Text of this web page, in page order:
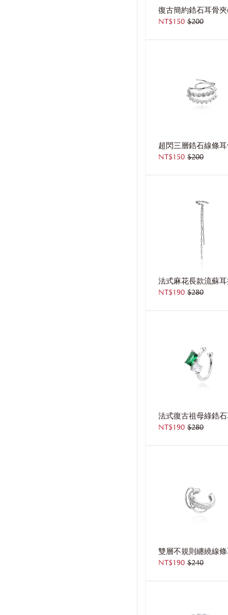
NT$150 $200
NT$150 $200
NT$190 $280
NT$190 $280
NT$190 $240